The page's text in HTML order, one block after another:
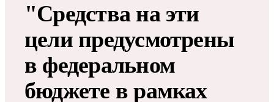
"Средства на эти
цели предусмотрены
в федеральном
бюджете в рамках